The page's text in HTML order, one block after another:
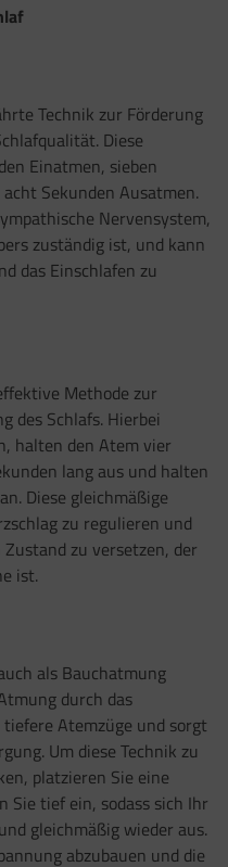
Technik zur Förderung
Diese
Einatmen, sieben
Sekunden Ausatmen.
Nervensystem,
zuständig ist, und kann
das Einschlafen zu
Methode zur
des Schlafs. Hierbei
halten den Atem vier
lang aus und halten
Diese gleichmäßige
zu regulieren und
zu versetzen, der
ist.
als Bauchatmung
durch das
Atemzüge und sorgt
Um diese Technik zu
platzieren Sie eine
Sie tief ein, sodass sich Ihr
gleichmäßig wieder aus.
abzubauen und die